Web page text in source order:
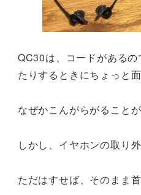
QC30は、コードがある
たりするときにちょっと面
なぜかこんがらがることが
しかし、イヤホンの取り
ただはすせば、そのまま